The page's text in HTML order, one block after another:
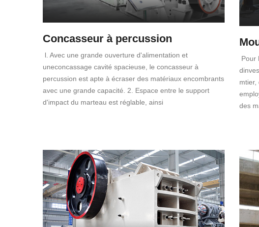
Concasseur à percussion
l. Avec une grande ouverture d'alimentation et
uneconcassage cavité spacieuse, le concasseur à
percussion est apte à écraser des matériaux encombrants
avec une grande capacité. 2. Espace entre le support
d'impact du marteau est réglable, ainsi
Pour
mtier,
des